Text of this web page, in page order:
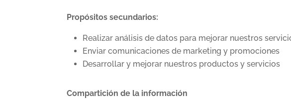
Propósitos secundarios:
Realizar análisis de datos para mejorar nuestros
Enviar comunicaciones de marketing y promociones
Desarrollar y mejorar nuestros productos y servicios
Compartición de la información